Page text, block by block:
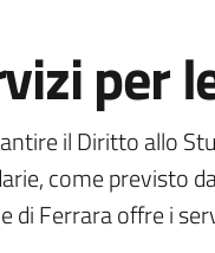
per
il Diritto allo
come previsto
di Ferrara offre i